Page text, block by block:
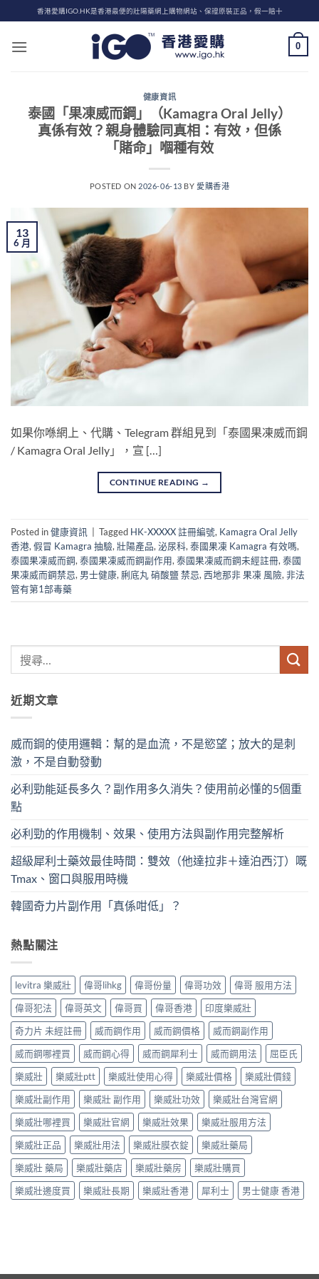
to
content
香港愛購IGO.HK是香港最便的壯陽藥網上購物網站、保證原裝正品，假一賠十
0
健康資訊
泰國「果凍威而鋼」（Kamagra Oral Jelly）
真係有效？親身體驗同真相：有效，但係
「賭命」嗰種有效
POSTED ON 2026-06-13 BY愛購香港
13
6 月
如果你喺網上、代購、Telegram 群組見到「泰國果凍威而鋼
/ Kamagra Oral Jelly」，宣 […]
CONTINUE READING →
Posted in健康資訊 Tagged HK-XXXXX 註冊編號, Kamagra Oral Jelly
香港, 假冒 Kamagra 抽驗, 壯陽產品, 泌尿科, 泰國果凍 Kamagra 有效嗎,
泰國果凍威而鋼, 泰國果凍威而鋼副作用, 泰國果凍威而鋼未經註冊, 泰國
果凍威而鋼禁忌, 男士健康, 脷底丸 硝酸鹽 禁忌, 西地那非 果凍 風險, 非法
管有第1部毒藥
近期文章
威而鋼的使用邏輯：幫的是血流，不是慾望；放大的是刺
激，不是自動發動
必利勁能延長多久？副作用多久消失？使用前必懂的5個重
點
必利勁的作用機制、效果、使用方法與副作用完整解析
超級犀利士藥效最佳時間：雙效（他達拉非＋達泊西汀）嘅
Tmax、窗口與服用時機
韓國奇力片副作用「真係咁低」？
熱點關注
levitra 樂威壯 偉哥lihkg 偉哥份量 偉哥功效
偉哥 服用方法
偉哥犯法
偉哥英文 偉哥買 偉哥香港
印度樂威壯
奇力片 未經註冊
威而鋼作用 威而鋼價格
威而鋼副作用
威而鋼哪裡買
威而鋼心得 威而鋼犀利士 威而鋼用法
屈臣氏
樂威壯
樂威壯ptt 樂威壯使用心得 樂威壯價格
樂威壯價錢
樂威壯副作用
樂威壯 副作用 樂威壯功效
樂威壯台灣官網
樂威壯哪裡買
樂威壯官網 樂威壯效果
樂威壯服用方法
樂威壯正品
樂威壯用法 樂威壯膜衣錠
樂威壯藥局
樂威壯 藥局
樂威壯藥店 樂威壯藥房
樂威壯購買
樂威壯邊度買
樂威壯長期 樂威壯香港 犀利士 男士健康 香港